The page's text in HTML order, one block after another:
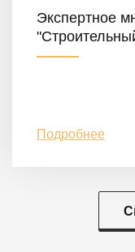
Экспертное
Подробнее